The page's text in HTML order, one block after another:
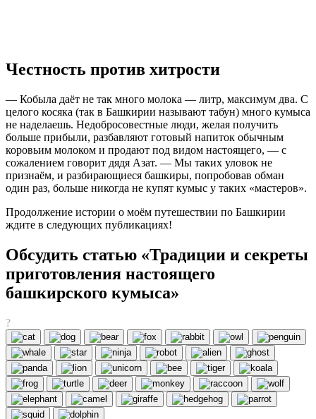
Честность против хитрости
— Кобыла даёт не так много молока — литр, максимум два. С
целого косяка (так в Башкирии называют табун) много кумыса
не наделаешь. Недобросовестные люди, желая получить
больше прибыли, разбавляют готовый напиток обычным
коровьим молоком и продают под видом настоящего, — с
сожалением говорит дядя Азат. — Мы таких уловок не
признаём, и разбирающиеся башкиры, попробовав обман
один раз, больше никогда не купят кумыс у таких «мастеров».
Продолжение истории о моём путешествии по Башкирии
ждите в следующих публикациях!
Обсудить статью «Традиции и секреты
приготовления настоящего
башкирского кумыса»
?